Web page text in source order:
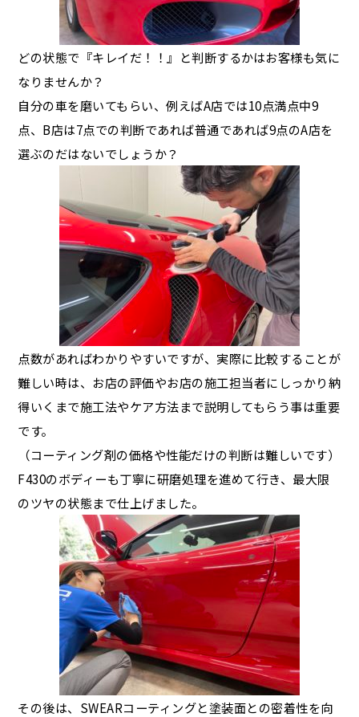
どの状態で『キレイだ！！』と判断するかはお客様も気に
なりませんか？
自分の車を磨いてもらい、例えばA店では10点満点中9
点、B店は7点での判断であれば普通であれば9点のA店を
選ぶのだはないでしょうか？
点数があればわかりやすいですが、実際に比較することが
難しい時は、お店の評価やお店の施工担当者にしっかり納
得いくまで施工法やケア方法まで説明してもらう事は重要
です。
（コーティング剤の価格や性能だけの判断は難しいです）
F430のボディーも丁寧に研磨処理を進めて行き、最大限
のツヤの状態まで仕上げました。
その後は、SWEARコーティングと塗装面との密着性を向